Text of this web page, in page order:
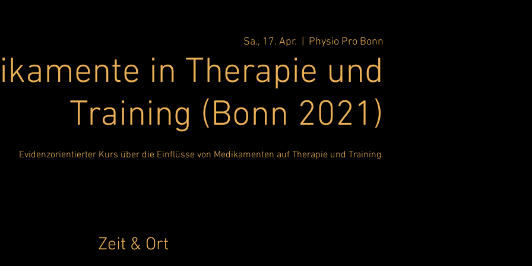
Sa., 17. Apr. Physio Pro Bonn
in Therapie und
Training (Bonn 2021)
Evidenzorientierter Kurs über die Einflüsse von Medikamenten auf Therapie und Training.
Zeit & Ort